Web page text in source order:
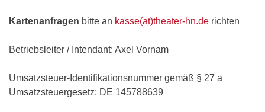
Kartenanfragen bitte an kasse(at)theater-hn.de richten
Betriebsleiter / Intendant: Axel Vornam
Umsatzsteuer-Identifikationsnummer gemäß § 27 a
Umsatzsteuergesetz: DE 145788639